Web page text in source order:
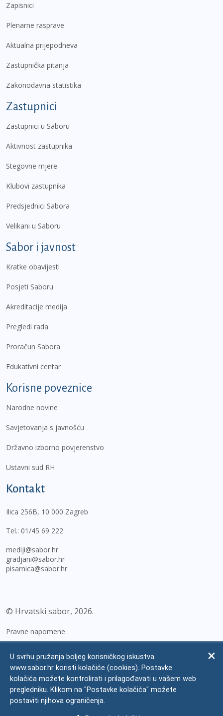
Zapisnici
Plenarne rasprave
Aktualna prijepodneva
Zastupnička pitanja
Zakonodavna statistika
Zastupnici
Zastupnici u Saboru
Aktivnost zastupnika
Stegovne mjere
Klubovi zastupnika
Predsjednici Sabora
Velikani u Saboru
Sabor i javnost
Kratke obavijesti
Posjeti Saboru
Akreditacije medija
Pregledi rada
Proračun Sabora
Edukativni centar
Korisne poveznice
Narodne novine
Savjetovanja s javnošću
Državno izborno povjerenstvo
Ustavni sud RH
Kontakt
Ilica 256B, 10 000 Zagreb
Tel.: 01/45 69 222
mediji@sabor.hr
gradjani@sabor.hr
pisarnica@sabor.hr
© Hrvatski sabor, 2026
Pravne napomene
Zaštita osobnih podataka
Impressum
Česta pitanja
U svrhu pružanja boljeg korisničkog iskustva
www.sabor.hr koristi kolačiće (cookies). Postavke
kolačića možete kontrolirati i prilagođavati u vašem web
pregledniku. Klikom na "Postavke kolačića" možete
postaviti njihova ograničenja.